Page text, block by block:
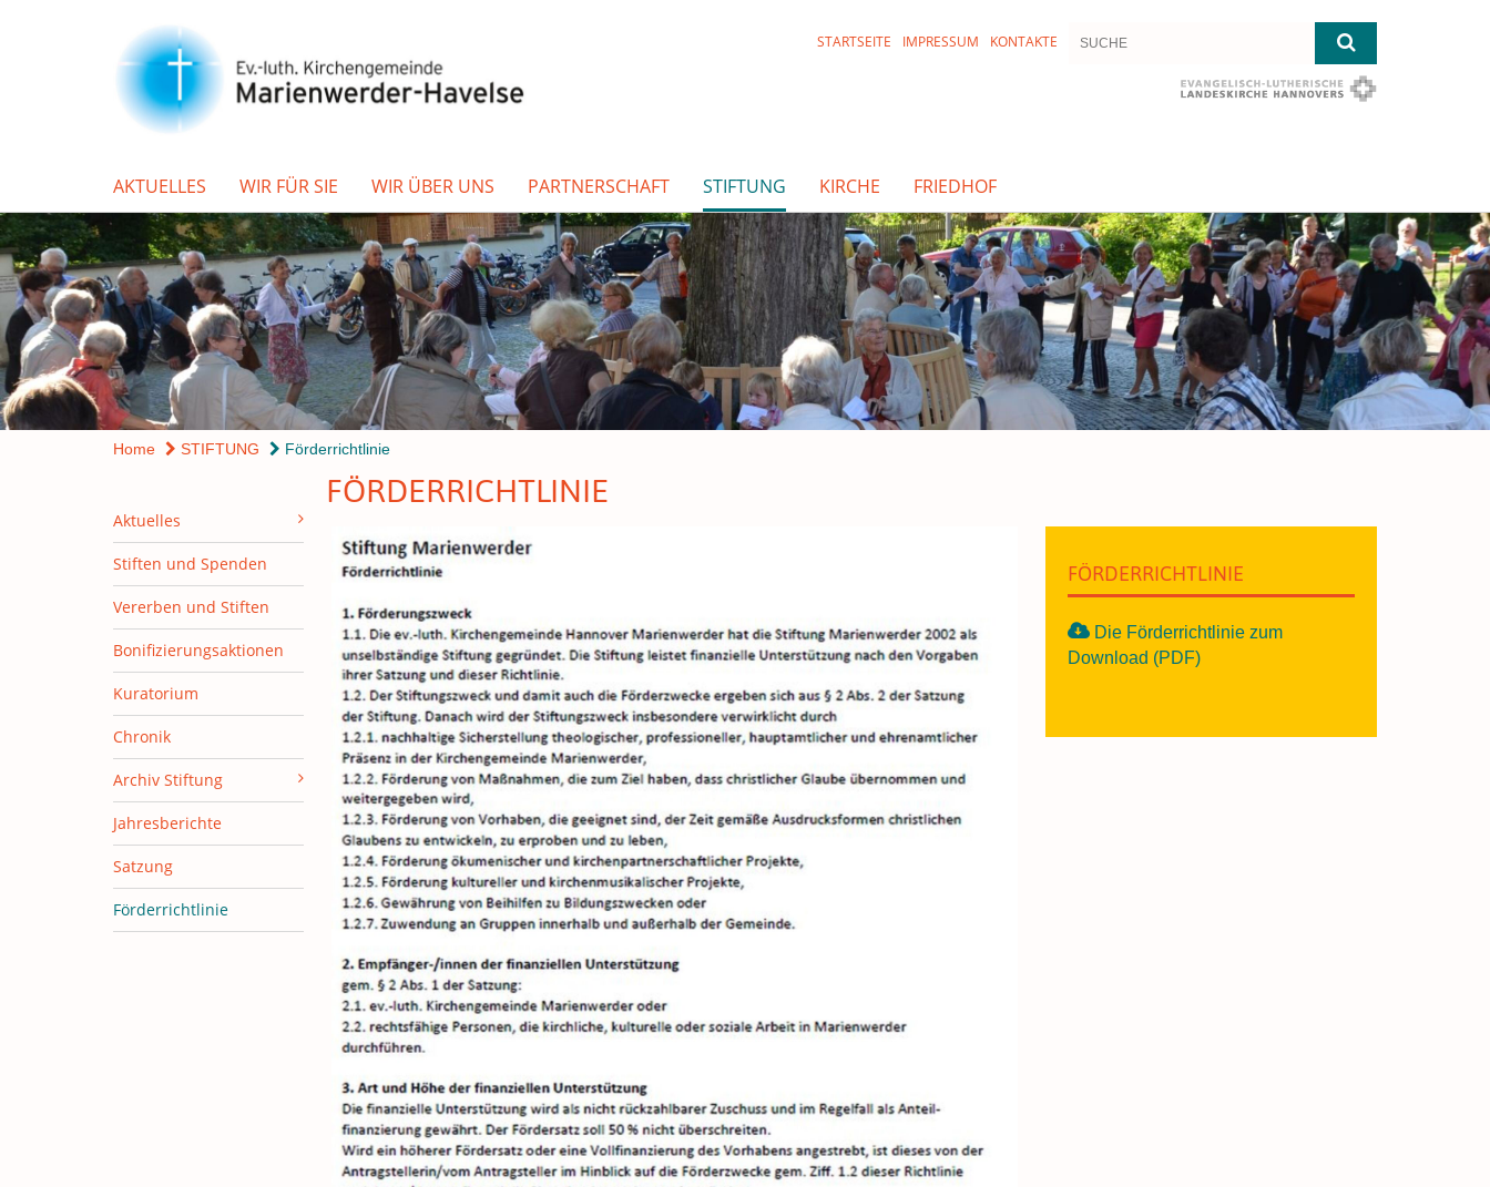
STARTSEITE IMPRESSUM KONTAKTE
AKTUELLES WIR FÜR SIE WIR ÜBER UNS PARTNERSCHAFT STIFTUNG KIRCHE FRIEDHOF
Home STIFTUNG Förderrichtlinie
Aktuelles
Stiften und Spenden
Vererben und Stiften
Bonifizierungsaktionen
Kuratorium
Chronik
Archiv Stiftung
Jahresberichte
Satzung
Förderrichtlinie
FÖRDERRICHTLINIE
FÖRDERRICHTLINIE
Die Förderrichtlinie zum
Download (PDF)